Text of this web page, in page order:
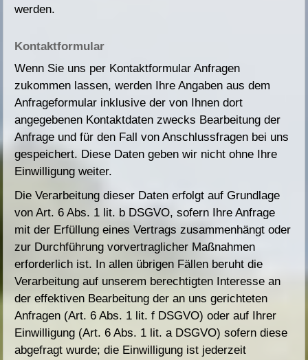
werden.
Kontaktformular
Wenn Sie uns per Kontaktformular Anfragen
zukommen lassen, werden Ihre Angaben aus dem
Anfrageformular inklusive der von Ihnen dort
angegebenen Kontaktdaten zwecks Bearbeitung der
Anfrage und für den Fall von Anschlussfragen bei uns
gespeichert. Diese Daten geben wir nicht ohne Ihre
Einwilligung weiter.
Die Verarbeitung dieser Daten erfolgt auf Grundlage
von Art. 6 Abs. 1 lit. b DSGVO, sofern Ihre Anfrage
mit der Erfüllung eines Vertrags zusammenhängt oder
zur Durchführung vorvertraglicher Maßnahmen
erforderlich ist. In allen übrigen Fällen beruht die
Verarbeitung auf unserem berechtigten Interesse an
der effektiven Bearbeitung der an uns gerichteten
Anfragen (Art. 6 Abs. 1 lit. f DSGVO) oder auf Ihrer
Einwilligung (Art. 6 Abs. 1 lit. a DSGVO) sofern diese
abgefragt wurde; die Einwilligung ist jederzeit